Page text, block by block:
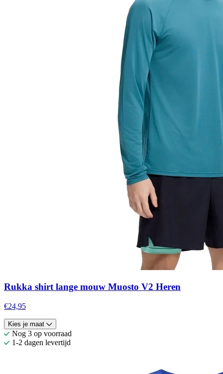
Rukka shirt lange mouw Muosto V2 Heren
€24,95
Kies je maat
Nog 3 op voorraad
1-2 dagen levertijd